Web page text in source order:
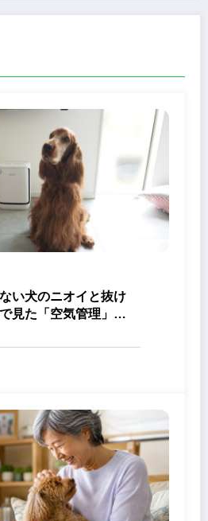
い犬のニオイと抜け
見た「空気管理」の